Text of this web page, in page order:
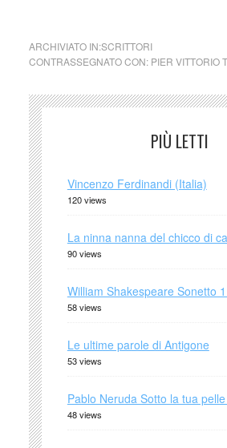
ARCHIVIATO IN:SCRITTORI
CONTRASSEGNATO CON: PIER VITTORIO
PIÙ LETTI
Vincenzo Ferdinandi (Italia)
120 views
La ninna nanna del chicco di
90 views
William Shakespeare Sonetto
58 views
Le ultime parole di Antigone
53 views
Pablo Neruda Sotto la tua
48 views